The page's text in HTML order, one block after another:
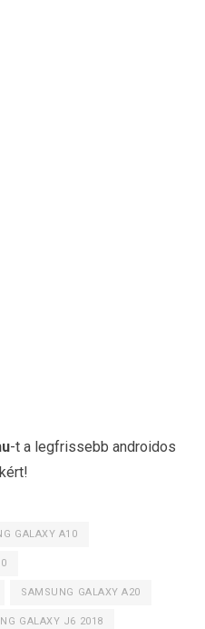
-t a legfrissebb androidos
GALAXY A10
SAMSUNG GALAXY A20
GALAXY J6 2018